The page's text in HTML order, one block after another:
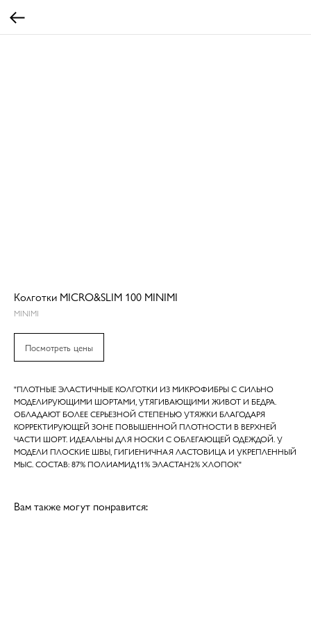
Колготки MICRO&SLIM 100 MINIMI
MINIMI
Посмотреть цены
"ПЛОТНЫЕ ЭЛАСТИЧНЫЕ КОЛГОТКИ ИЗ МИКРОФИБРЫ С СИЛЬНО
МОДЕЛИРУЮЩИМИ ШОРТАМИ, УТЯГИВАЮЩИМИ ЖИВОТ И БЕДРА.
ОБЛАДАЮТ БОЛЕЕ СЕРЬЕЗНОЙ СТЕПЕНЬЮ УТЯЖКИ БЛАГОДАРЯ
КОРРЕКТИРУЮЩЕЙ ЗОНЕ ПОВЫШЕННОЙ ПЛОТНОСТИ В ВЕРХНЕЙ
ЧАСТИ ШОРТ. ИДЕАЛЬНЫ ДЛЯ НОСКИ С ОБЛЕГАЮЩЕЙ ОДЕЖДОЙ. У
МОДЕЛИ ПЛОСКИЕ ШВЫ, ГИГИЕНИЧНАЯ ЛАСТОВИЦА И УКРЕПЛЕННЫЙ
МЫС. СОСТАВ: 87% ПОЛИАМИД11% ЭЛАСТАН2% ХЛОПОК"
Вам также могут понравится: